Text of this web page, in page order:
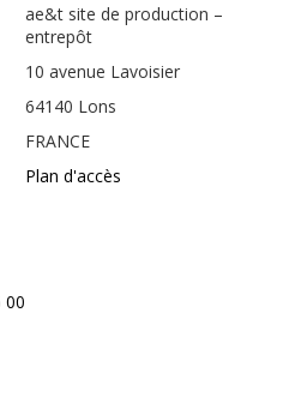
ae&t site de production –
entrepôt
10 avenue Lavoisier
64140 Lons
FRANCE
Plan d'accès
00